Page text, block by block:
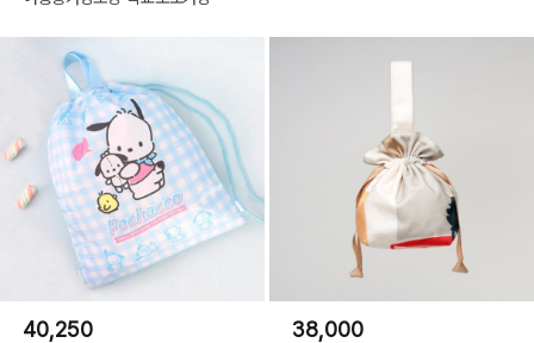
40,250 38,000